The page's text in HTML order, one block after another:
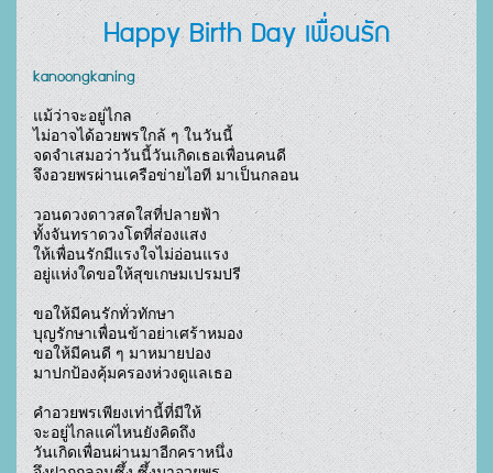
Happy Birth Day เพื่อนรัก
kanoongkaning
แม้ว่าจะอยู่ไกล
ไม่อาจได้อวยพรใกล้ ๆ ในวันนี้
จดจำเสมอว่าวันนี้วันเกิดเธอเพื่อนคนดี
จึงอวยพรผ่านเครือข่ายไอที มาเป็นกลอน
วอนดวงดาวสดใสที่ปลายฟ้า
ทั้งจันทราดวงโตที่ส่องแสง
ให้เพื่อนรักมีแรงใจไม่อ่อนแรง
อยู่แห่งใดขอให้สุขเกษมเปรมปรี
ขอให้มีคนรักทั่วทักษา
บุญรักษาเพื่อนข้าอย่าเศร้าหมอง
ขอให้มีคนดี ๆ มาหมายปอง
มาปกป้องคุ้มครองห่วงดูแลเธอ
คำอวยพรเพียงเท่านี้ที่มีให้
จะอยู่ไกลแค่ไหนยังคิดถึง
วันเกิดเพื่อนผ่านมาอีกคราหนึ่ง